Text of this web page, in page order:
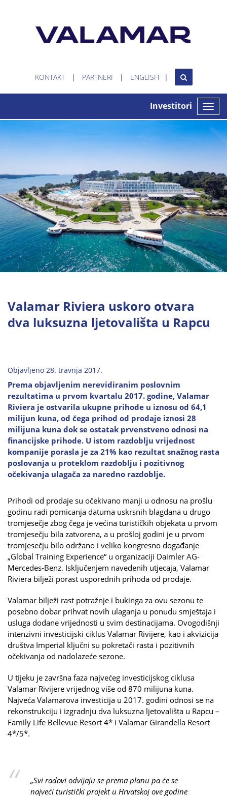
KONTAKT PARTNERI ENGLISH
Toggle
Investitori
Valamar Riviera uskoro otvara
dva luksuzna ljetovališta u Rapcu
Objavljeno 28. travnja 2017.
Prema objavljenim nerevidiranim poslovnim
rezultatima u prvom kvartalu 2017. godine, Valamar
Riviera je ostvarila ukupne prihode u iznosu od 64,1
milijun kuna, od čega prihod od prodaje iznosi 28
milijuna kuna dok se ostatak prvenstveno odnosi na
financijske prihode. U istom razdoblju vrijednost
kompanije porasla je za 21% kao rezultat snažnog rasta
poslovanja u proteklom razdoblju i pozitivnog
očekivanja ulagača za naredno razdoblje.
Prihodi od prodaje su očekivano manji u odnosu na prošlu
godinu radi pomicanja datuma uskrsnih blagdana u drugo
tromjesečje zbog čega je većina turističkih objekata u prvom
tromjesečju bila zatvorena, a u prošloj godini je u prvom
tromjesečju bilo održano i veliko kongresno događanje
„Global Training Experience“ u organizaciji Daimler AG-
Mercedes-Benz. Isključenjem navedenih utjecaja, Valamar
Riviera bilježi porast usporednih prihoda od prodaje.
Valamar bilježi rast potražnje i bukinga za ovu sezonu te
posebno dobar prihvat novih ulaganja u ponudu smještaja i
usluga dodane vrijednosti u svim destinacijama. Ovogodišnji
intenzivni investicijski ciklus Valamar Rivijere, kao i akvizicija
društva Imperial ključni su pokretači rasta i pozitivnih
očekivanja od nadolazeće sezone.
U tijeku je završna faza najvećeg investicijskog ciklusa
Valamar Rivijere vrijednog više od 870 milijuna kuna.
Najveća Valamarova investicija u 2017. godini odnosi se na
rekonstrukciju i izgradnju dva luksuzna ljetovališta u Rapcu –
Family Life Bellevue Resort 4* i Valamar Girandella Resort
4*/5*.
„Svi radovi odvijaju se prema planu pa će se
najveći turistički projekt u Hrvatskoj ove godine